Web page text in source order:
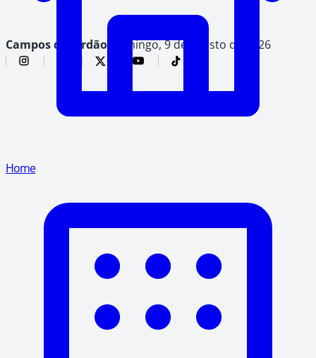
Campos do Jordão, domingo, 9 de agosto de 2026
Home